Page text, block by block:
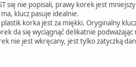
się nie popisali, prawy korek jest
klucz pasuje idealnie.
korka jest za miękki. Oryginalny
da się wyciągnąć delikatnie
nie jest wkręcany, jest tylko zatyczką